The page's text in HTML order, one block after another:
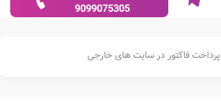
9099075305
پرداخت فاکتور در سایت های خارجی